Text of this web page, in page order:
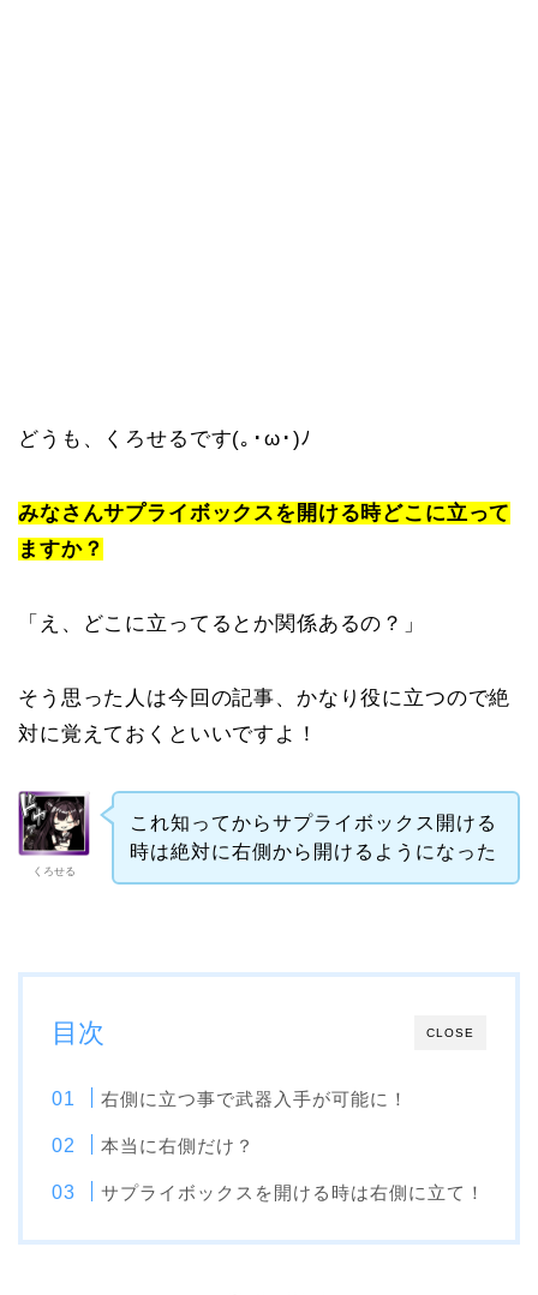
どうも、くろせるです(｡･ω･)ﾉ
みなさんサプライボックスを開ける時どこに立って
ますか？
「え、どこに立ってるとか関係あるの？」
そう思った人は今回の記事、かなり役に立つので絶
対に覚えておくといいですよ！
くろせる
これ知ってからサプライボックス開ける
時は絶対に右側から開けるようになった
CLOSE
目次
右側に立つ事で武器入手が可能に！
本当に右側だけ？
サプライボックスを開ける時は右側に立て！